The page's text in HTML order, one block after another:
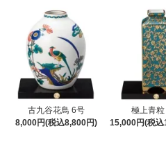
古九谷花鳥 6号
8,000円(税込8,800円)
極上青
15,000円(税